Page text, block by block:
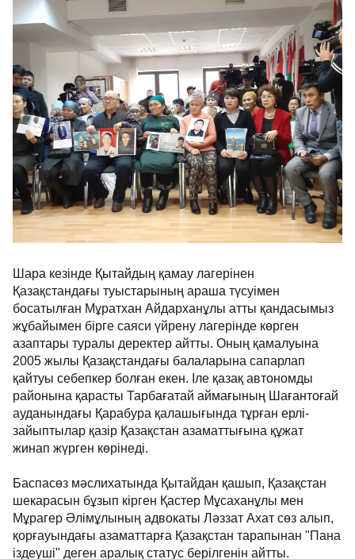
Шара кезінде Қытайдың қамау лагерінен
Қазақстандағы туыстарының араша түсуімен
босатылған Мұратхан Айдарханұлы атты қандасымыз
жұбайымен бірге саяси үйрену лагерінде көрген
азаптары туралы деректер айтты. Оның қамалуына
2005 жылы Қазақстандағы балаларына сапарлап
қайтуы себепкер болған екен. Іле қазақ автономды
районына қарасты Тарбағатай аймағының Шағантоғай
ауданындағы Қарабура қалашығында тұрған ерлі-
зайыптылар қазір Қазақстан азаматтығына құжат
жинап жүрген көрінеді.
Баспасөз мәслихатында Қытайдан қашып, Қазақстан
шекарасын бұзып кірген Қастер Мұсаханұлы мен
Мұрагер Әлімұлының адвокаты Ләззат Ахат сөз алып,
қорғауындағы азаматтарға Қазақстан тарапынан "Пана
іздеуші" деген аралық статус берілгенін айтты.